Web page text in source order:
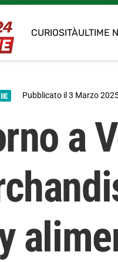
CURIOSITÀULTIME
Pubblicato il3 Marzo
a